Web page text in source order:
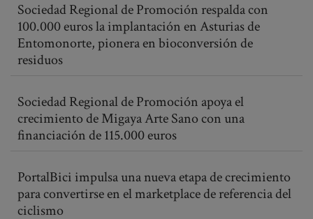
Sociedad Regional de Promoción respalda con
100.000 euros la implantación en Asturias de
Entomonorte, pionera en bioconversión de
residuos
Sociedad Regional de Promoción apoya el
crecimiento de Migaya Arte Sano con una
financiación de 115.000 euros
PortalBici impulsa una nueva etapa de crecimiento
para convertirse en el marketplace de referencia del
ciclismo